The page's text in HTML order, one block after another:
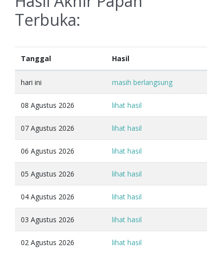
Terbuka:
Tanggal Hasil
hari ini masih berlangsung
08 Agustus 2026 lihat hasil
07 Agustus 2026 lihat hasil
06 Agustus 2026 lihat hasil
05 Agustus 2026 lihat hasil
04 Agustus 2026 lihat hasil
03 Agustus 2026 lihat hasil
02 Agustus 2026 lihat hasil